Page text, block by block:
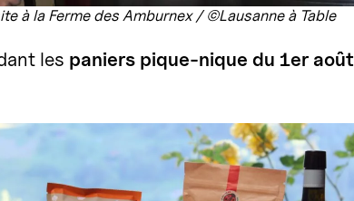
à la Ferme des Amburnex / ©Lausanne à Table
les paniers pique-nique du 1er août